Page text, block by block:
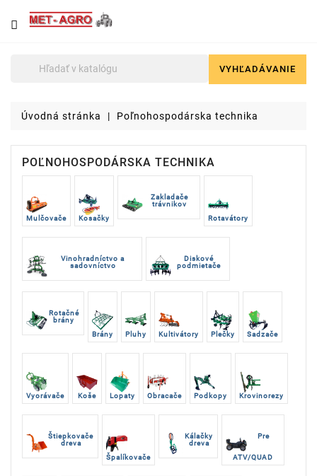
NÁJDETE
U
čelné
stavebné
stroje
Malotraktory
Brikety
VYHĽADÁVANIE
Úvodná stránka Poľnohospodárska technika
POĽNOHOSPODÁRSKA TECHNIKA
Mulčovače Kosačky
Zakladače
trávnikov
Rotavátory
Vinohradníctvo a
sadovníctvo
Diskové
podmietače
Rotačné
brány
Brány
Pluhy Kultivátory Plečky Sadzače
Vyorávače Koše Lopaty Obracače Podkopy Krovinorezy
Štiepkovače
dreva
Špalíkovače
Kálačky
dreva
Pre
ATV/QUAD